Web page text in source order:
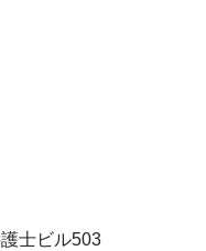
士ビル503